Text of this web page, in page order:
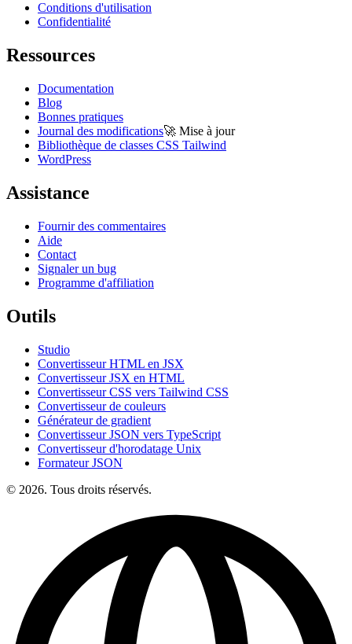
Conditions d'utilisation
Confidentialité
Ressources
Documentation
Blog
Bonnes pratiques
Journal des modifications🚀 Mise à jour
Bibliothèque de classes CSS Tailwind
WordPress
Assistance
Fournir des commentaires
Aide
Contact
Signaler un bug
Programme d'affiliation
Outils
Studio
Convertisseur HTML en JSX
Convertisseur JSX en HTML
Convertisseur CSS vers Tailwind CSS
Convertisseur de couleurs
Générateur de gradient
Convertisseur JSON vers TypeScript
Convertisseur d'horodatage Unix
Formateur JSON
© 2026. Tous droits réservés.